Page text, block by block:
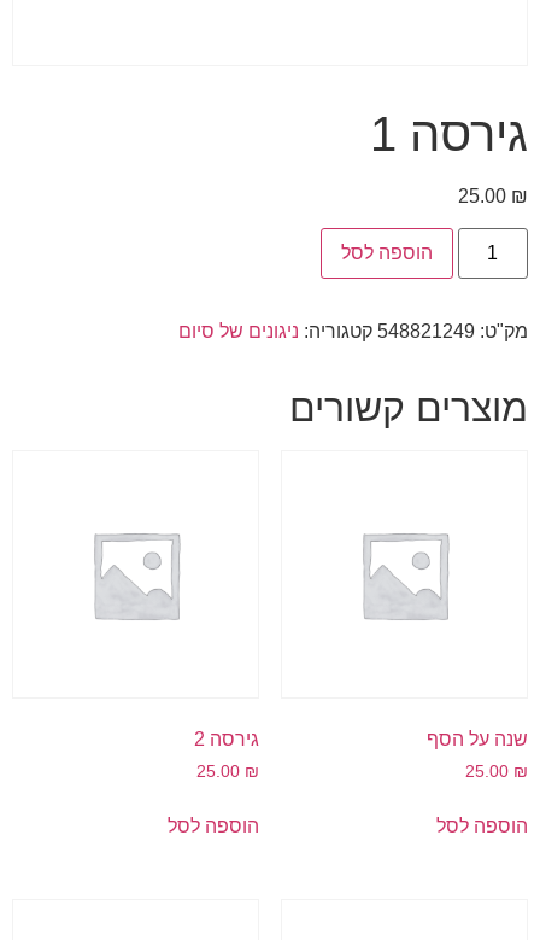
גירסה 1
25.00 ₪
הוספה לסל
מק"ט: 548821249 קטגוריה: ניגונים של סיום
מוצרים קשורים
שנה על הסף
25.00 ₪
הוספה לסל
גירסה 2
25.00 ₪
הוספה לסל